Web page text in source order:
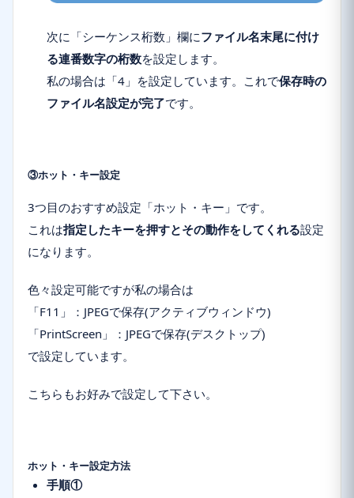
次に「シーケンス桁数 」欄にファイル名末尾に付け
る連番数字の桁数を設定します。
私の場合は「4」を設定しています。これで保存時の
ファイル名設定が完了です。
③ホット・キー設定
3つ目のおすすめ設定「ホット・キー 」です。
これは指定したキーを押すとその動作をしてくれる設定
になります。
色々設定可能ですが私の場合は
「F11」：JPEGで保存(アクティブウィンドウ)
「PrintScreen」：JPEGで保存(デスクトップ)
で設定しています。
こちらもお好みで設定して下さい。
ホット・キー設定方法
手順①